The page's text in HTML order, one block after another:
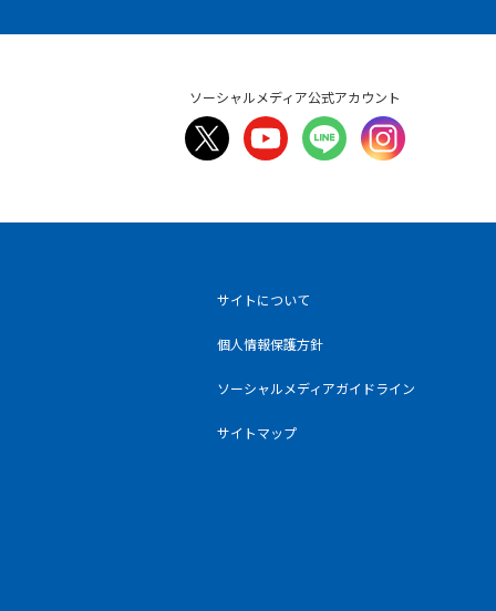
ソーシャルメディア公式アカウント
サイトについて
個人情報保護方針
ソーシャルメディアガイドライン
サイトマップ